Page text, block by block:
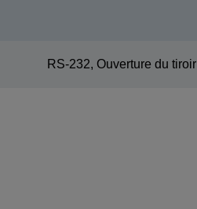
RS-232, Ouverture du tiroir